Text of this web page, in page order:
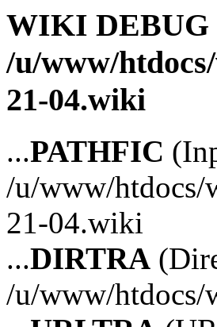
WIKI DEBUG
/u/www/
21-04.wiki
...PATHFIC
/u/www/htdocs/
21-04.wiki
...DIRTRA
/u/www/htdocs/